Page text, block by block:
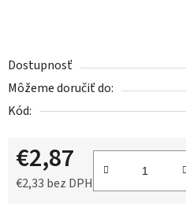
Dostupnosť
Môžeme doručiť do:
Kód:
€2,87
€2,33 bez DPH